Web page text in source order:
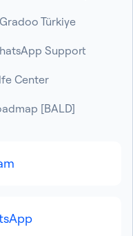
Türkiye
Support
Center
[BALD]